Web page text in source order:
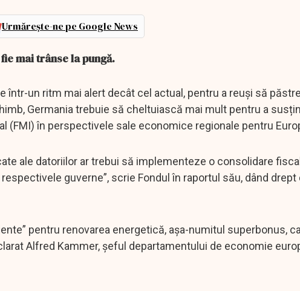
Urmărește-ne pe Google News
mai trânse la pungă.
într-un ritm mai alert decât cel actual, pentru a reuși să
Germania trebuie să cheltuiască mai mult pentru a
(FMI) în perspectivele sale economice regionale pentru
ale datoriilor ar trebui să implementeze o consolidare
guverne”, scrie Fondul în raportul său, dând drept
pentru renovarea energetică, așa-numitul superbonus,
Alfred Kammer, șeful departamentului de economie